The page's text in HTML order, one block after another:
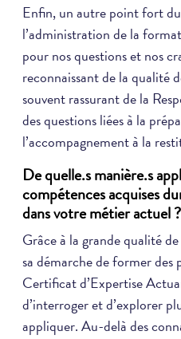
Enfin, un autre point fort
l’administration de la
pour nos questions et nos
reconnaissant de la qualité
souvent rassurant de la
des questions liées à la
l’accompagnement à la
De quelle.s manière.s
compétences acquises
dans votre métier actuel ?
Grâce à la grande qualité
sa démarche de former des
Certificat d’Expertise
d’interroger et d’explorer
appliquer. Au-delà des